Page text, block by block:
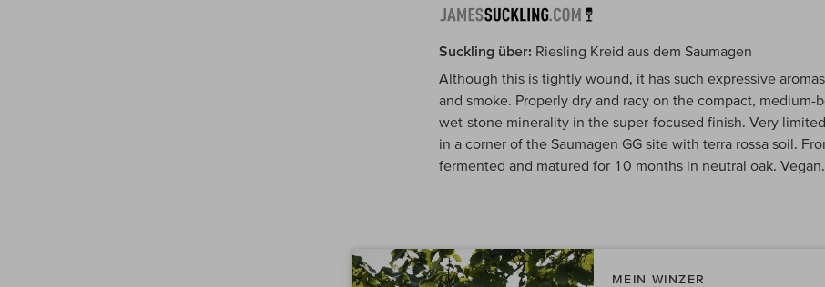
Suckling über: Riesling Kreid aus dem Saumagen
Although this is tightly wound, it has such expressive
and smoke. Properly dry and racy on the compact, medium-
wet-stone minerality in the super-focused finish. Very
in a corner of the Saumagen GG site with terra rossa soil.
fermented and matured for 10 months in neutral oak.
MEIN WINZER